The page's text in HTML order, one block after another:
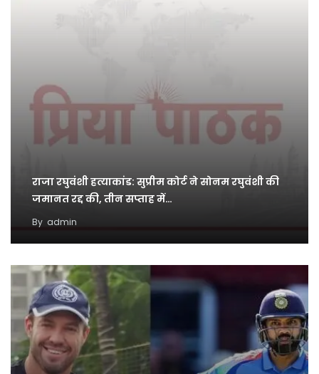
राजा रघुवंशी हत्याकांड: सुप्रीम कोर्ट ने सोनम रघुवंशी की
जमानत रद्द की, तीन सप्ताह में…
By admin